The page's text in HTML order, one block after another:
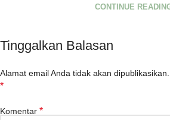
CONTINUE
Tinggalkan Balasan
Alamat email Anda tidak akan dipublikasikan.
*
Komentar *